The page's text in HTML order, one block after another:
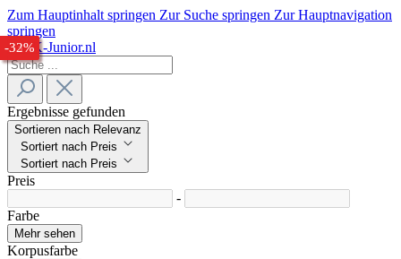
Zum Hauptinhalt springen Zur Suche springen Zur Hauptnavigation
springen
Ergebnisse gefunden
Sortieren nach Relevanz
Sortiert nach Preis
Sortiert nach Preis
Preis
-
Farbe
Mehr sehen
Korpusfarbe
-32%
-33%
-33%
-32%